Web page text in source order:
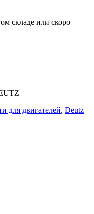
складе или скоро
для двигателей, Deutz